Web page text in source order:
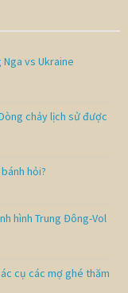
Nga vs Ukraine
Dòng chảy lịch sử được
hỏi?
hình Trung Đông-Vol
cụ các mợ ghé thăm